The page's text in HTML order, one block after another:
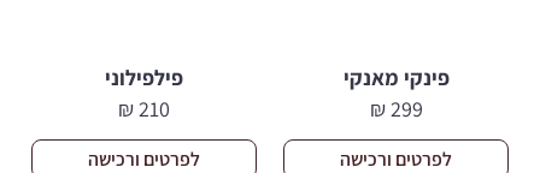
פינקי מאנקי
299
₪
לפרטים ורכישה
פילפילוני
210
₪
לפרטים ורכישה